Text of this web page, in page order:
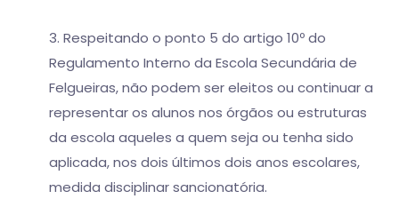
3. Respeitando o ponto 5 do artigo 10º do
Regulamento Interno da Escola Secundária de
Felgueiras, não podem ser eleitos ou continuar a
representar os alunos nos órgãos ou estruturas
da escola aqueles a quem seja ou tenha sido
aplicada, nos dois últimos dois anos escolares,
medida disciplinar sancionatória.